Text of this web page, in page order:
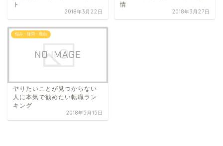
ト
2018年3月22日
情
2018年3月27日
悩み・疑問・理由
ヤりたいことが見つからない
人に本気で勧めたい転職ラン
キング
2018年5月15日